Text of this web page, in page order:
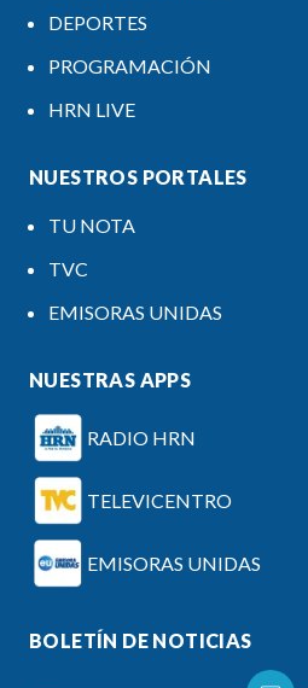
DEPORTES
PROGRAMACIÓN
HRN LIVE
NUESTROS PORTALES
TU NOTA
TVC
EMISORAS UNIDAS
NUESTRAS APPS
RADIO HRN
TELEVICENTRO
EMISORAS UNIDAS
BOLETÍN DE NOTICIAS